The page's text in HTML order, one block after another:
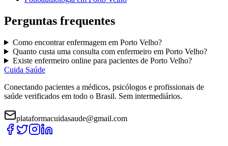
Perguntas frequentes
Como encontrarenfermagemem Porto Velho?
Quanto custa uma consulta com enfermeiroem Porto Velho?
Existe enfermeiroonline para pacientes de Porto Velho?
Cuida Saúde
Conectando pacientes a médicos, psicólogos e profissionais de
saúde verificados em todo o Brasil. Sem intermediários.
plataformacuidasaude@gmail.com